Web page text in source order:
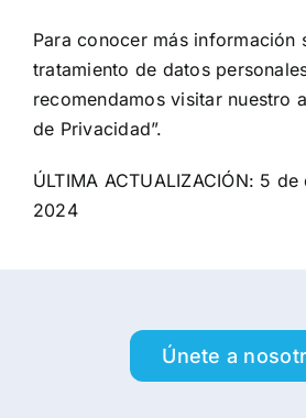
Para conocer más información
tratamiento de datos
recomendamos visitar nuestro
de Privacidad”.
ÚLTIMA ACTUALIZACIÓN: 5
2024
Únete a